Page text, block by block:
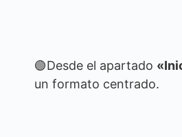
🟢Desde el apartado
un formato centrado.